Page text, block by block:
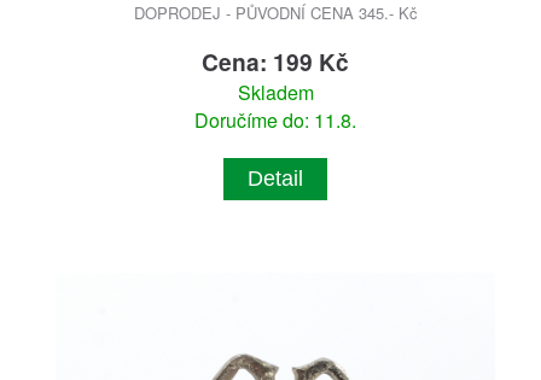
DOPRODEJ - PŮVODNÍ CENA 345.- Kč
Cena: 199 Kč
Skladem
Doručíme do: 11.8.
Detail